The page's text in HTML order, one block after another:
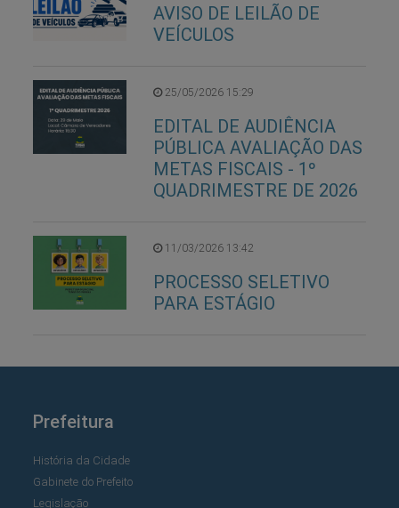
AVISO DE LEILÃO DE
VEÍCULOS
25/05/2026 15:29
EDITAL DE AUDIÊNCIA
PÚBLICA AVALIAÇÃO DAS
METAS FISCAIS - 1º
QUADRIMESTRE DE 2026
11/03/2026 13:42
PROCESSO SELETIVO
PARA ESTÁGIO
Prefeitura
História da Cidade
Gabinete do Prefeito
Legislação